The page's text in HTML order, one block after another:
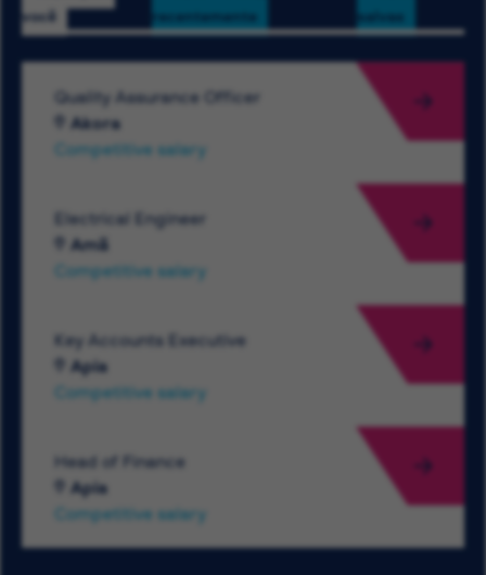
você
recentemente
salvas
Quality Assurance Officer
Akora
Competitive salary
Electrical Engineer
Amã
Competitive salary
Key Accounts Executive
Apia
Competitive salary
Head of Finance
Apia
Competitive salary